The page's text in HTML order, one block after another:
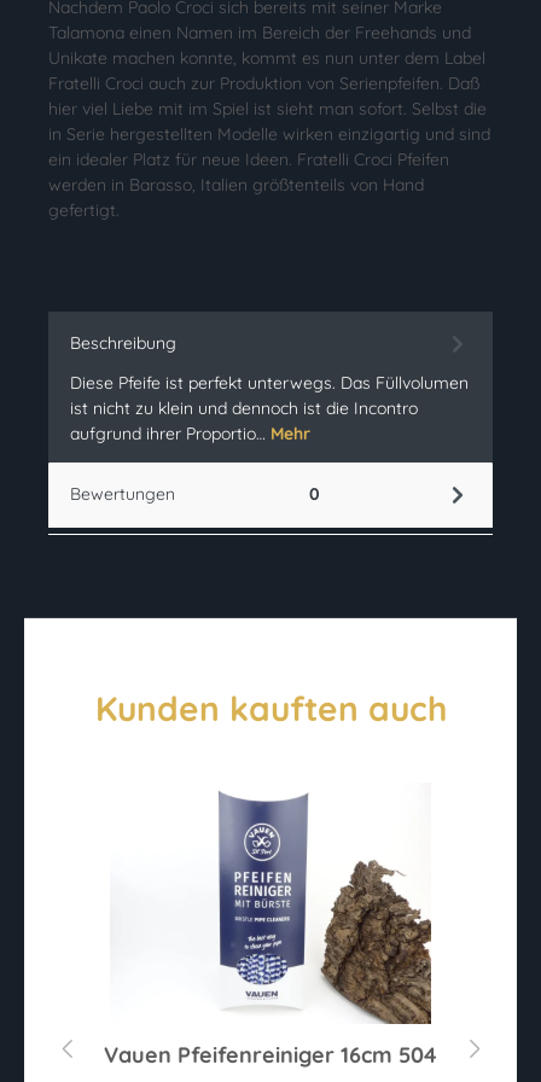
Nachdem Paolo Croci sich bereits mit seiner Marke
Talamona einen Namen im Bereich der Freehands und
Unikate machen konnte, kommt es nun unter dem Label
Fratelli Croci auch zur Produktion von Serienpfeifen. Daß
hier viel Liebe mit im Spiel ist sieht man sofort. Selbst die
in Serie hergestellten Modelle wirken einzigartig und sind
ein idealer Platz für neue Ideen. Fratelli Croci Pfeifen
werden in Barasso, Italien größtenteils von Hand
gefertigt.
Beschreibung
Diese Pfeife ist perfekt unterwegs. Das Füllvolumen
ist nicht zu klein und dennoch ist die Incontro
aufgrund ihrer Proportio… Mehr
Bewertungen 0
Kunden kauften auch
Vauen Pfeifenreiniger 16cm 504